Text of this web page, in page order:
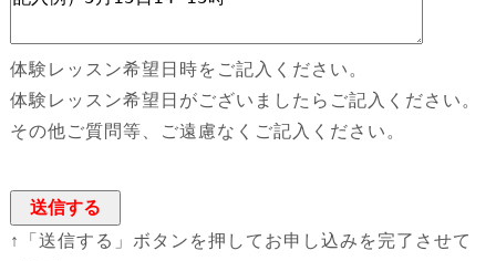
体験レッスン希望日時をご記入ください。
体験レッスン希望日がございましたらご記入ください。
その他ご質問等、ご遠慮なくご記入ください。
↑「送信する」ボタンを押してお申し込みを完了させて